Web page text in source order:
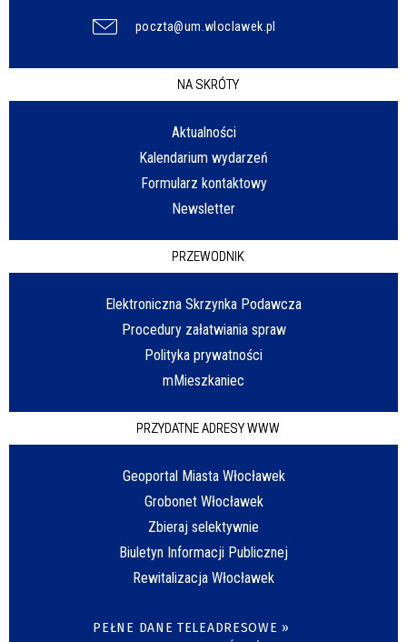
poczta@um.wloclawek.pl
NA SKRÓTY
Aktualności
Kalendarium wydarzeń
Formularz kontaktowy
Newsletter
PRZEWODNIK
Elektroniczna Skrzynka Podawcza
Procedury załatwiania spraw
Polityka prywatności
mMieszkaniec
PRZYDATNE ADRESY WWW
Geoportal Miasta Włocławek
Grobonet Włocławek
Zbieraj selektywnie
Biuletyn Informacji Publicznej
Rewitalizacja Włocławek
PEŁNE DANE TELEADRESOWE »